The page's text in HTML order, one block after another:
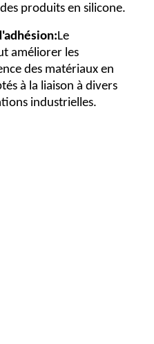
produits en silicone.
Le
améliorer les
des matériaux en
à la liaison à divers
industrielles.